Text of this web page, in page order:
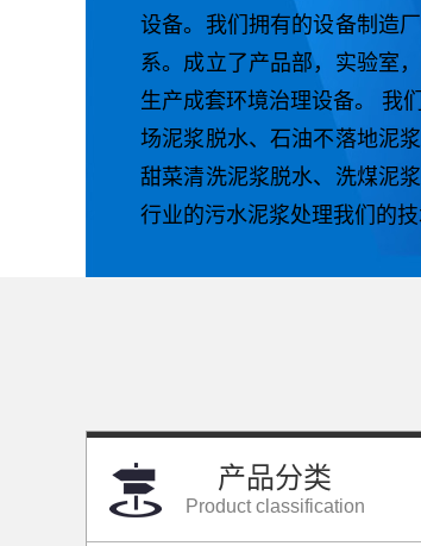
设备。我们拥有的设备制造
系。成立了产品部，实验室
生产成套环境治理设备。 我
场泥浆脱水、石油不落地泥
甜菜清洗泥浆脱水、洗煤泥
行业的污水泥浆处理我们的
产品分类
Product classification